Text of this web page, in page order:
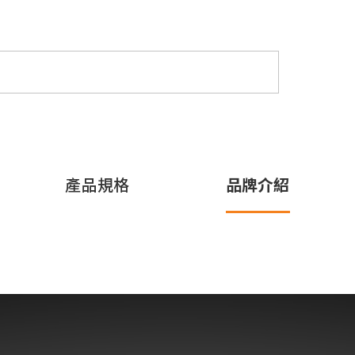
產品規格 品牌介紹